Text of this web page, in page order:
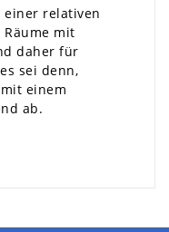
einer relativen
mit
daher für
sei denn,
einem
ab.